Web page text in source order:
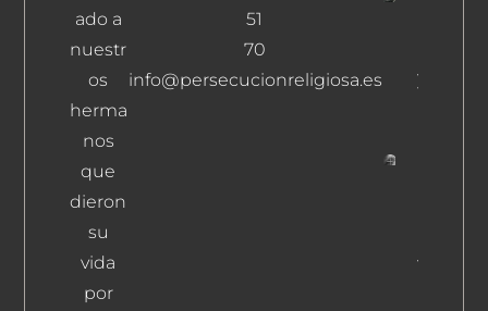
ado a
nuestr
os
herma
nos
que
dieron
su
vida
por
51
70
info@persecucionreligiosa.es
Juan
Tomás
Javier